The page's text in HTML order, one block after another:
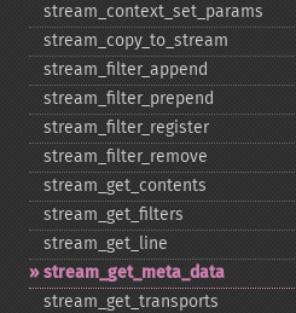
stream_​context_​set_​params
stream_​copy_​to_​stream
stream_​filter_​append
stream_​filter_​prepend
stream_​filter_​register
stream_​filter_​remove
stream_​get_​contents
stream_​get_​filters
stream_​get_​line
stream_​get_​meta_​data
stream_​get_​transports